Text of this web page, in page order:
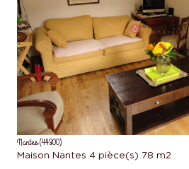
voir le bien
Nantes (44300)
Maison Nantes 4 pièce(s) 78 m2